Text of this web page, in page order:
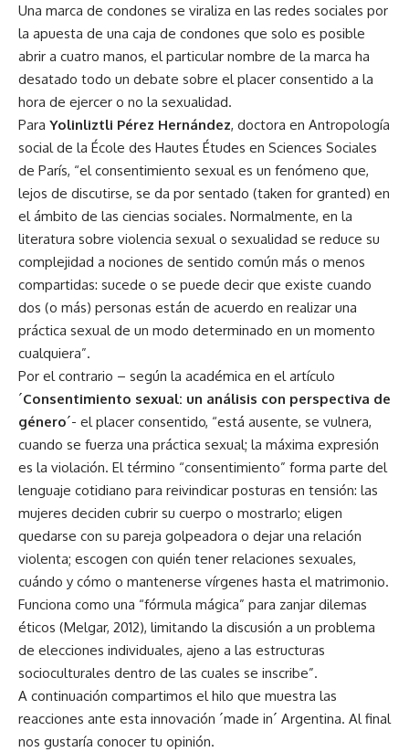
Una marca de condones se viraliza en las redes sociales por
la apuesta de una caja de condones que solo es posible
abrir a cuatro manos, el particular nombre de la marca ha
desatado todo un debate sobre el placer consentido a la
hora de ejercer o no la sexualidad.
Para Yolinliztli Pérez Hernández, doctora en Antropología
social de la École des Hautes Études en Sciences Sociales
de París, “el consentimiento sexual es un fenómeno que,
lejos de discutirse, se da por sentado (taken for granted) en
el ámbito de las ciencias sociales. Normalmente, en la
literatura sobre violencia sexual o sexualidad se reduce su
complejidad a nociones de sentido común más o menos
compartidas: sucede o se puede decir que existe cuando
dos (o más) personas están de acuerdo en realizar una
práctica sexual de un modo determinado en un momento
cualquiera”.
Por el contrario – según la académica en el artículo
´Consentimiento sexual: un análisis con perspectiva de
género´- el placer consentido, “está ausente, se vulnera,
cuando se fuerza una práctica sexual; la máxima expresión
es la violación. El término “consentimiento” forma parte del
lenguaje cotidiano para reivindicar posturas en tensión: las
mujeres deciden cubrir su cuerpo o mostrarlo; eligen
quedarse con su pareja golpeadora o dejar una relación
violenta; escogen con quién tener relaciones sexuales,
cuándo y cómo o mantenerse vírgenes hasta el matrimonio.
Funciona como una “fórmula mágica” para zanjar dilemas
éticos (Melgar, 2012), limitando la discusión a un problema
de elecciones individuales, ajeno a las estructuras
socioculturales dentro de las cuales se inscribe”.
A continuación compartimos el hilo que muestra las
reacciones ante esta innovación ´made in´ Argentina. Al final
nos gustaría conocer tu opinión.